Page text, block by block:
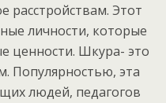
расстройствам. Этот
личности, которые
ценности. Шкура- это
Популярностью, эта
людей, педагогов